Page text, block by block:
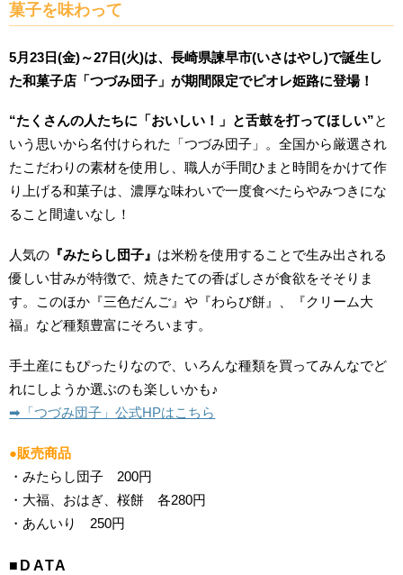
菓子を味わって
5月23日(金)～27日(火)は、長崎県諫早市(いさはやし)で誕生し
た和菓子店「つづみ団子」が期間限定でピオレ姫路に登場！
“たくさんの人たちに「おいしい！」と舌鼓を打ってほしい”と
いう思いから名付けられた「つづみ団子」。全国から厳選され
たこだわりの素材を使用し、職人が手間ひまと時間をかけて作
り上げる和菓子は、濃厚な味わいで一度食べたらやみつきにな
ること間違いなし！
人気の 『みたらし団子』 は米粉を使用することで生み出される
優しい甘みが特徴で、焼きたての香ばしさが食欲をそそりま
す。このほか『三色だんご』や『わらび餅』、『クリーム大
福』など種類豊富にそろいます。
手土産にもぴったりなので、いろんな種類を買ってみんなでど
れにしようか選ぶのも楽しいかも♪
➡︎「つづみ団子」公式HPはこちら
●販売商品
・みたらし団子 200円
・大福、おはぎ、桜餅 各280円
・あんいり 250円
■DATA